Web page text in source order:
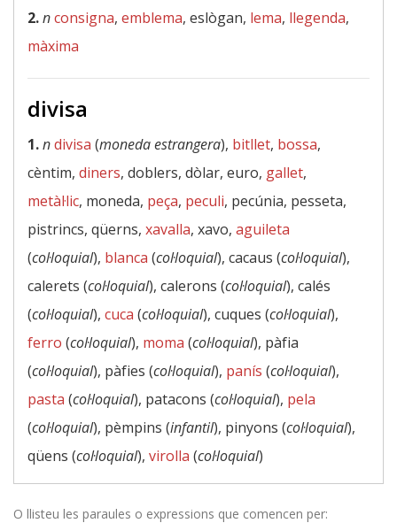
2.nconsigna, emblema, eslògan, lema, llegenda,
màxima
divisa
1.ndivisa (moneda estrangera), bitllet, bossa,
cèntim, diners, doblers, dòlar, euro, gallet,
metàl·lic, moneda, peça, peculi, pecúnia, pesseta,
pistrincs, qüerns, xavalla, xavo, aguileta
(col·loquial), blanca (col·loquial), cacaus (col·loquial),
calerets (col·loquial), calerons (col·loquial), calés
(col·loquial), cuca (col·loquial), cuques (col·loquial),
ferro (col·loquial), moma (col·loquial), pàfia
(col·loquial), pàfies (col·loquial), panís (col·loquial),
pasta (col·loquial), patacons (col·loquial), pela
(col·loquial), pèmpins (infantil), pinyons (col·loquial),
qüens (col·loquial), virolla (col·loquial)
O llisteu les paraules o expressions que comencen per: